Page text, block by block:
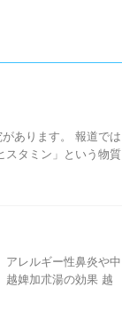
あります。 報道では
スタミン」という物質
アレルギー性鼻炎や中
越婢加朮湯の効果 越